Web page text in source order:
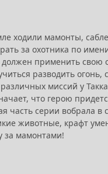
ходили мамонты,
за охотника по
применить свою
разводить огонь,
миссий у
что герою
часть серии вобрала в
животные, крафт
за мамонтами!